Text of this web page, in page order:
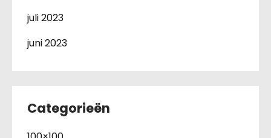
juli 2023
juni 2023
Categorieën